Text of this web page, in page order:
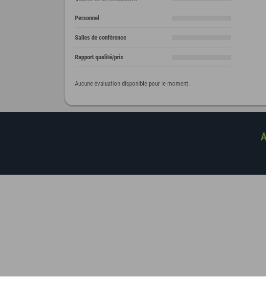
Personnel
Salles de conférence
Rapport qualité/prix
Aucune évaluation disponible pour le moment.